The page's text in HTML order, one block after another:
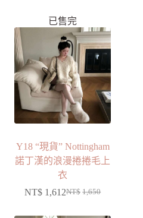
已售完
Y18 “現貨” Nottingham
諾丁漢的浪漫捲捲毛上
衣
NT$ 1,650
NT$ 1,612